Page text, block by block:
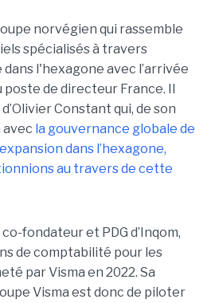
norvégien qui rassemble
spécialisés à travers
dans l'hexagone avec l’arrivée
poste de directeur France. Il
Constant qui, de son
avec la gouvernance globale de
dans l’hexagone,
au travers de cette
fondateur et PDG d’Inqom,
de comptabilité pour les
par Visma en 2022. Sa
Visma est donc de piloter